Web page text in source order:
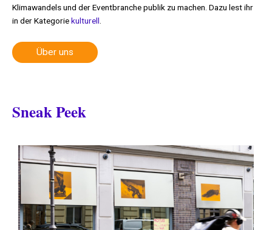
Klimawandels und der Eventbranche publik zu machen. Dazu lest ihr
in der Kategoriekulturell
Über uns
Sneak Peek